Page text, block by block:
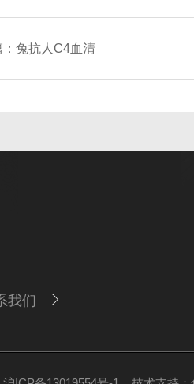
：兔抗人C4血清
我们